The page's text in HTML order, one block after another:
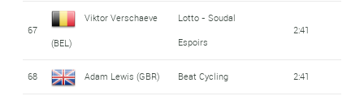
67
Viktor Verschaeve
(BEL)
Lotto - Soudal
Espoirs
2:41
68 Adam Lewis (GBR) Beat Cycling 2:41